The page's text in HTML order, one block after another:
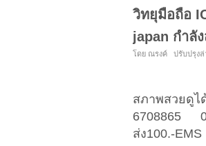
วิทยุมือถือ
japan กำลั
โดย ณรงค์ ปรับปรุงล่
สภาพสวยดู
6708865
ส่ง100.-